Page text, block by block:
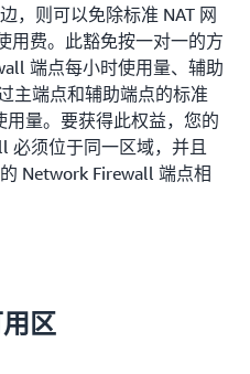
，则可以免除标准 NAT 网
用费。此豁免按一对一的方
端点每小时使用量、辅助
主端点和辅助端点的标准
量。要获得此权益，您的
必须位于同一区域，并且
Network Firewall 端点相
区